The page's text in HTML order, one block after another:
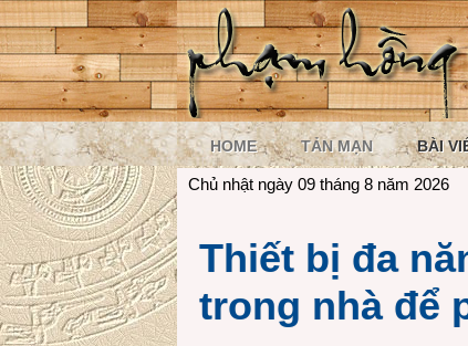
HOME TẢN MẠN BÀI
Chủ nhật ngày 09 tháng 8 năm 2026
Thiết bị đa
trong nhà để